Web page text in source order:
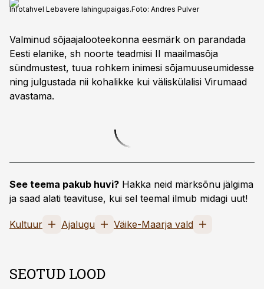
Infotahvel Lebavere lahingupaigas.Foto: Andres Pulver
Valminud sõjaajalooteekonna eesmärk on parandada
Eesti elanike, sh noorte teadmisi II maailmasõja
sündmustest, tuua rohkem inimesi sõjamuuseumidesse
ning julgustada nii kohalikke kui väliskülalisi Virumaad
avastama.
See teema pakub huvi? Hakka neid märksõnu jälgima
ja saad alati teavituse, kui sel teemal ilmub midagi uut!
Kultuur Ajalugu Väike-Maarja vald
SEOTUD LOOD